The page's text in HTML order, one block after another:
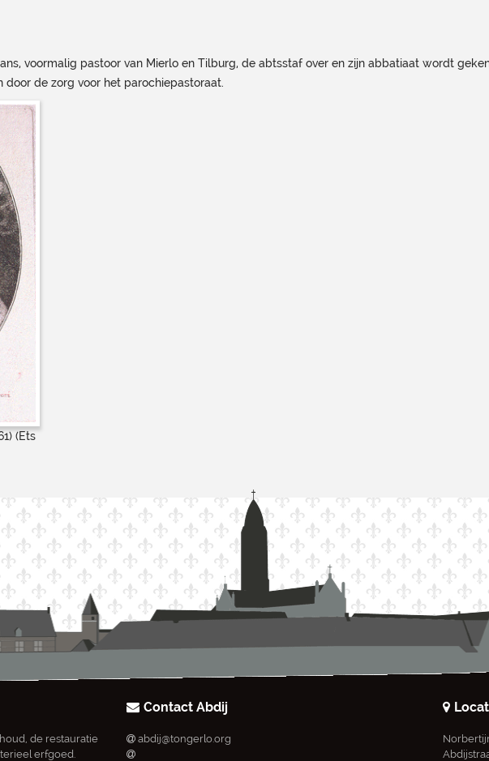
voormalig pastoor van Mierlo en Tilburg, de abtsstaf over en zijn abbatiaat wordt
door de zorg voor het parochiepastoraat.
(Ets
de restauratie
erfgoed.
Contact Abdij
abdij@tongerlo.org